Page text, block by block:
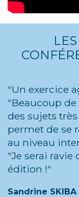
Un exercice
Beaucoup de
des sujets
permet de se
au niveau
Je serai
édition !
Sandrine SKIBA